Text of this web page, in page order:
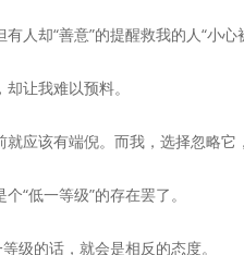
人却“善意”的提醒救我的人“小心
让我难以预料。
应该有端倪。而我，选择忽略它
“低一等级”的存在罢了。
级的话，就会是相反的态度。